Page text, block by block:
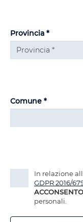
Provincia *
Comune *
In relazione
GDPR 2016/
ACCONSENTO
personali.